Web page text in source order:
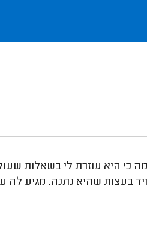
כי היא עוזרת לי בשאלות
בעצות שהיא נתנה. מגיע לה